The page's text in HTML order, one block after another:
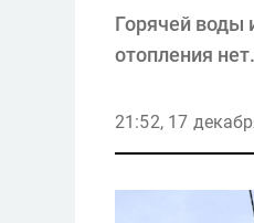
Горячей воды
отопления нет.
21:52, 17